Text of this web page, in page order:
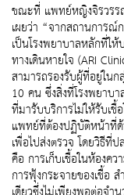
ขณะที่ แพทย์หญิงจิรวรร
เผยว่า “จากสถานการณ์
เป็นโรงพยาบาลหลักที่ใ
ทางเดินหายใจ (ARI
สามารถรองรับผู้ที่อยู่ใน
10 คน ซึ่งสิ่งที่โรงพยาบ
ที่มารับบริการไม่ให้รับเชื้
แพทย์ที่ต้องปฏิบัติหน้าที่ด้
เพื่อไปส่งตรวจ โดยวิธี
คือ การเก็บเชื้อในห้องค
การฟุ้งกระจายของเชื้อ